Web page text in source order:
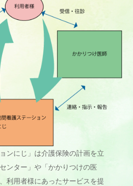
ンにじ」は介護保険の計画を立
ンター」や「かかりつけの医
利用者様にあったサービスを提